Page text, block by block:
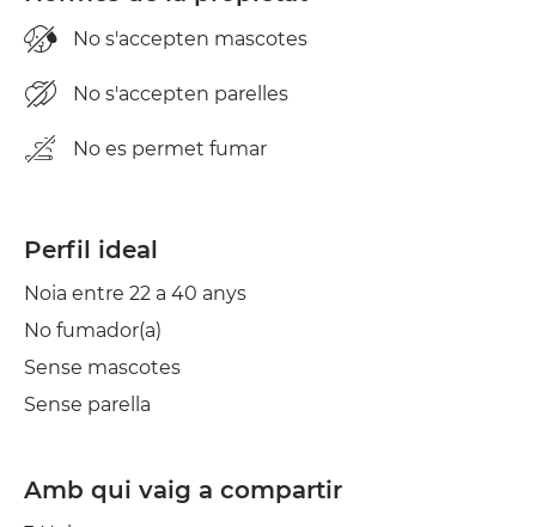
No s'accepten mascotes
No s'accepten parelles
No es permet fumar
Perfil ideal
Noia entre 22 a 40 anys
No fumador(a)
Sense mascotes
Sense parella
Amb qui vaig a compartir